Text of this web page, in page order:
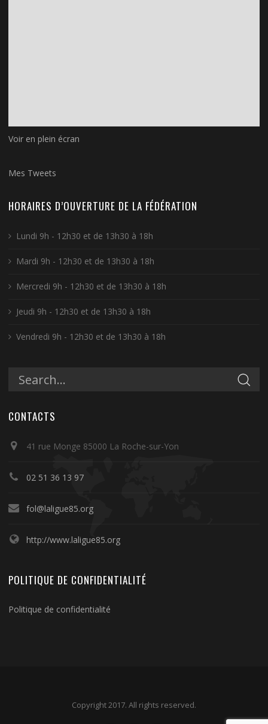
Voir en plein écran
Mes Tweets
HORAIRES D’OUVERTURE DE LA FÉDÉRATION
Lundi 9h - 12h30 et de 13h30 à 18h
Mardi 9h - 12h30 et de 13h30 à 18h
Mercredi 9h - 12h30 et de 13h30 à 18h
Jeudi 9h - 12h30 et de 13h30 à 18h
Vendredi 9h - 12h30 et de 13h30 à 18h
CONTACTS
41 rue Monge 85000 La Roche-sur-Yon
02 51 36 13 97
fol@laligue85.org
http://www.laligue85.org
POLITIQUE DE CONFIDENTIALITÉ
Politique de confidentialité
Copyright 2017. All rights reserved.